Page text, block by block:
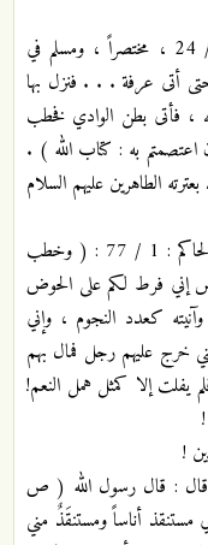
وروى أجزاء منها بخاري أيضاً في صحيحه : 1 / 24 ، مختصراً ، ومسلم في
حتى أتى عرفة . . . فنزل بها
، فأتى بطن الوادي فخطب
به : كتاب الله ) .
الطاهرين عليهم السلام
وفي سنن ابن ماجة : 2 / 1024 ، ومستدرك الحاكم : 1 / 77 : ( وخطب
إني فرط لكم على الحوض
كعدد النجوم ، وإني
خرج عليهم رجل فمال بهم
إلا كمثل همل النعم!
!
ابن مسعود قال : قال رسول الله ( ص
أناساً ومستنقَذٌ مني